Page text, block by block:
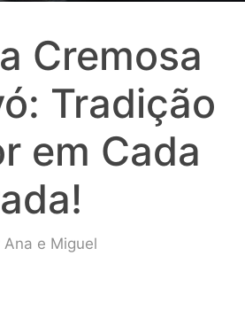
Cremosa
Tradição
em Cada
Ana e Miguel